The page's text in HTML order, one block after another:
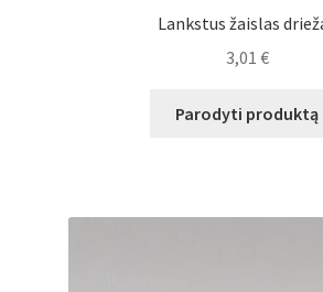
Lankstus žaislas
3,01 €
Parodyti produktą